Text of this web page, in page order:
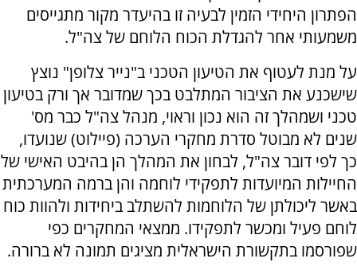
הפתרון היחידי הזמין לבעיה זו בהיעדר מקור מתגייסים
משמעותי אחר להגדלת הכוח הלוחם של צה"ל.
על מנת לעטוף את הטיעון הטכני ב"נייר צלופן" נוצץ
שישכנע את הציבור המתלבט בכך שמדובר אך ורק בטיעון
טכני ושמהלך זה הוא נכון וראוי, מנהל צה"ל כבר מס'
שנים לא מבוטל סדרת מחקרי הערכה (פיילוט) שנועדו,
כך לפי דובר צה"ל, לבחון את המהלך הן בהיבט האישי של
החיילות המיועדות לתפקידי לוחמה והן ברמה המערכתית
באשר ליכולתן של הלוחמות להשתלב ביחידות ולהוות כוח
לוחם פעיל ומכשר לתפקידו. ממצאי המחקרים כפי
שפורסמו בתקשורת הישראלית מציגים תמונה לא ברורה.